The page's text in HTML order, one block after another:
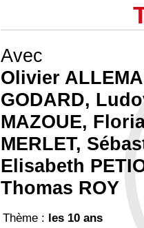
Avec
Olivier
GODARD,
MAZOUE,
MERLET,
Elisabeth
Thomas ROY
Thème : les 10 ans